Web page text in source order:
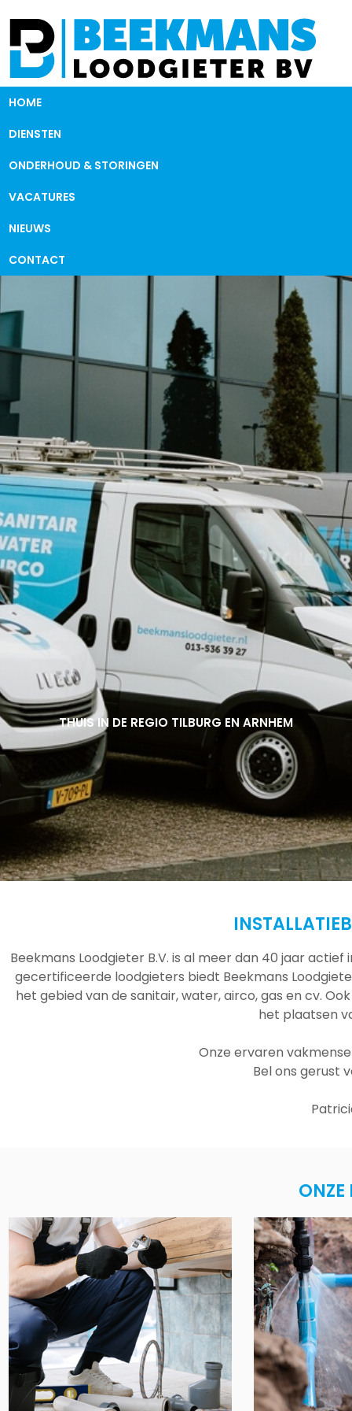
HOME
DIENSTEN
ONDERHOUD & STORINGEN
VACATURES
NIEUWS
CONTACT
THUIS IN DE REGIO TILBURG EN ARNHEM
THUIS IN DE REGIO TILBURG EN ARNHEM
THUIS IN DE REGIO TILBURG EN ARNHEM
Beekmans Loodgieter B.V. is al meer dan 40 jaar
gecertificeerde loodgieters biedt Beekmans
het gebied van de sanitair, water, airco, gas en cv.
het plaatsen
Onze ervaren
Bel ons gerust
ONZE